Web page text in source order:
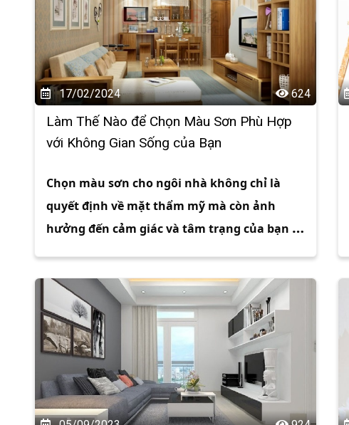
mọi nhu cầu.
17/02/2024 624
Làm Thế Nào để Chọn Màu Sơn Phù Hợp
với Không Gian Sống của Bạn
Chọn màu sơn cho ngôi nhà không chỉ là
quyết định về mặt thẩm mỹ mà còn ảnh
hưởng đến cảm giác và tâm trạng của bạn
màu sắc phù hợp có thể biến ngôi nhà trở
nên ấm cúng, rộng rãi hơn và thậm chí cải
thiện tâm trạng của bạn. Dưới đây là hướng
dẫn từng bước để chọn màu sơn phù hợp
với không gian sống của bạn.